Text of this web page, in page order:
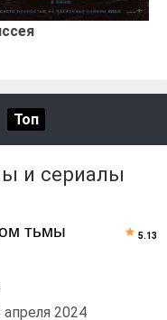
Топ
и сериалы
тьмы
апреля 2024
5.13